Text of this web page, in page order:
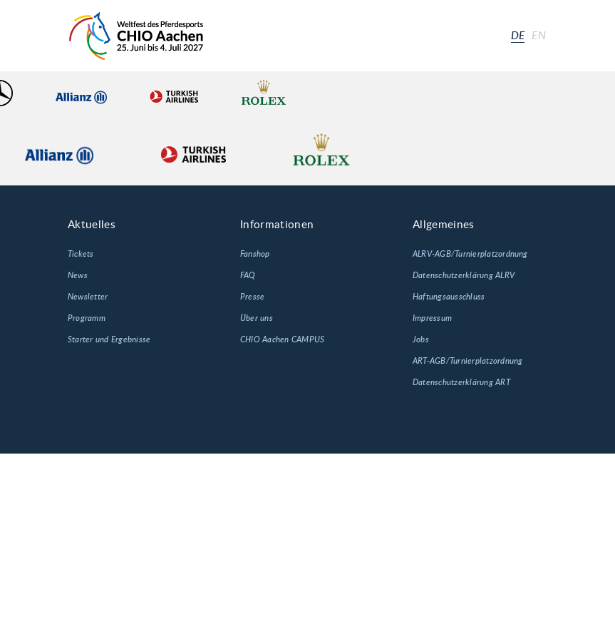
DE EN
Aktuelles
Tickets
News
Newsletter
Programm
Starter und Ergebnisse
Informationen
Fanshop
FAQ
Presse
Über uns
CHIO Aachen CAMPUS
Allgemeines
ALRV-AGB/Turnierplatzordnung
Datenschutzerklärung ALRV
Haftungsausschluss
Impressum
Jobs
ART-AGB/Turnierplatzordnung
Datenschutzerklärung ART